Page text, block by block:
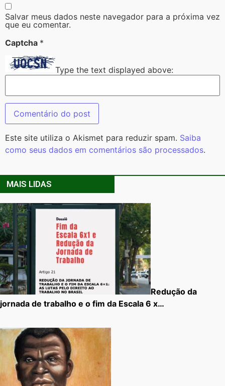
Salvar meus dados neste navegador para a próxima vez
que eu comentar.
Captcha *
Type the text displayed above:
Este site utiliza o Akismet para reduzir spam. Saiba
como seus dados em comentários são processados.
MAIS LIDAS
Redução da
jornada de trabalho e o fim da Escala 6 x…